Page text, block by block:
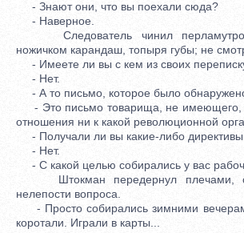
- Знают они, что вы поехали сюда?
- Наверное.
Следователь чинил
ножичком карандаш, топыря губы; не
- Имеете ли вы с кем из своих
- Нет.
- А то письмо, которое было
- Это письмо товарища, не имеющего,
отношения ни к какой революционной
- Получали ли вы какие-либо директивы
- Нет.
- С какой целью собирались у вас
Штокман передернул плечами,
нелепости вопроса.
- Просто собирались зимними
коротали. Играли в карты...